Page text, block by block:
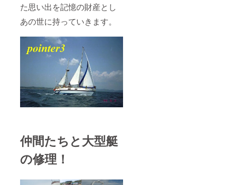
た思い出を記憶の財産とし
あの世に持っていきます。
仲間たちと大型艇
の修理！